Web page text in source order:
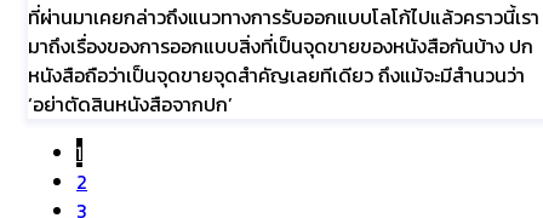
ที่ผ่านมาเคยกล่าวถึงแนวทางการรับออกแบบโลโก้ไปแล้วคราวนี้เรา
มาถึงเรื่องของการออกแบบสิ่งที่เป็นจุดขายของหนังสือกันบ้าง ปก
หนังสือถือว่าเป็นจุดขายจุดสำคัญเลยทีเดียว ถึงแม้จะมีสำนวนว่า
‘อย่าตัดสินหนังสือจากปก’
1
2
3